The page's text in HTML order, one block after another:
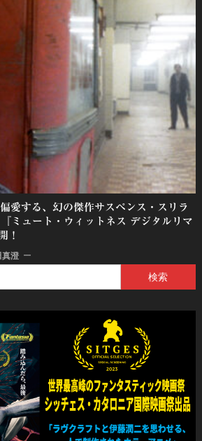
愛する、幻の傑作サスペンス・スリラ
ミュート・ウィットネス デジタルリマ
！
真澄
索: